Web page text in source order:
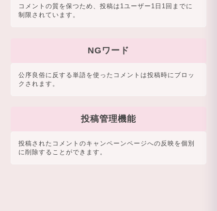
コメントの質を保つため、投稿は1ユーザー1日1回までに
制限されています。
NGワード
公序良俗に反する単語を使ったコメントは投稿時にブロッ
クされます。
投稿管理機能
投稿されたコメントのキャンペーンページへの反映を個別
に削除することができます。